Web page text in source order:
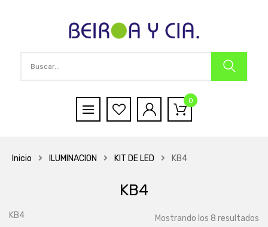
0
Inicio ILUMINACION KIT DE LED KB4
KB4
Mostrando los 8 resultados
KB4